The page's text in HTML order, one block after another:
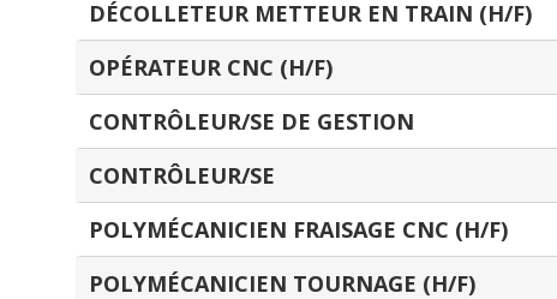
DÉCOLLETEUR METTEUR EN TRAIN (H/F)
OPÉRATEUR CNC (H/F)
CONTRÔLEUR/SE DE GESTION
CONTRÔLEUR/SE
POLYMÉCANICIEN FRAISAGE CNC (H/F)
POLYMÉCANICIEN TOURNAGE (H/F)